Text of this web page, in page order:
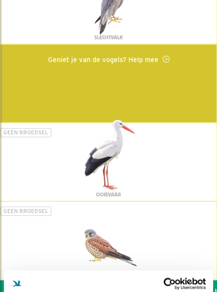
SLECHTVALK
Geniet je van de vogels? Help mee
GEEN BROEDSEL
OOIEVAAR
GEEN BROEDSEL